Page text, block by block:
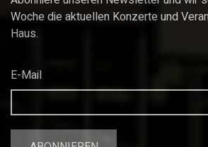
Woche die aktuellen Konzerte und
Haus.
E-Mail